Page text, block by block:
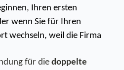
Ihren ersten
wenn Sie für Ihren
wechseln, weil die Firma
für die doppelte